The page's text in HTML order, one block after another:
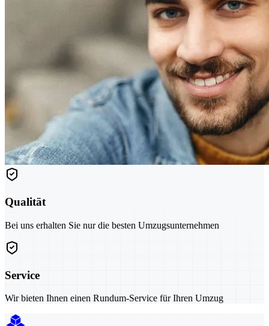
Qualität
Bei uns erhalten Sie nur die besten Umzugsunternehmen
Service
Wir bieten Ihnen einen Rundum-Service für Ihren Umzug